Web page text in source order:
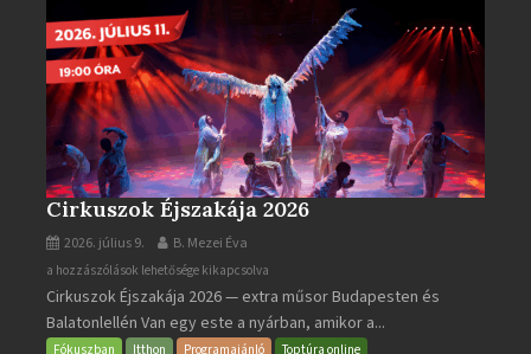
Cirkuszok Éjszakája 2026
2026. július 9. B. Mezei Éva
Cirkuszok
Éjszakája
2026
bejegyzéshez
a hozzászólások lehetősége kikapcsolva
Cirkuszok Éjszakája 2026 — extra műsor Budapesten és
Balatonlellén Van egy este a nyárban, amikor a...
Fókuszban Itthon Programajánló Toptúra online